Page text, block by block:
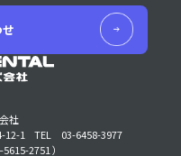
社
12-1
TEL 03-6458-3977
2751 ）